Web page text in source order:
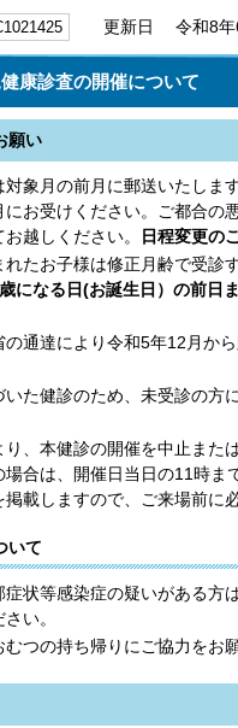
更新日 令和8年
康診査の開催について
願い
対象月の前月に郵送いたしま
にお受けください。ご都合の
越しください。
日程変更の
たお子様は修正月齢で受診
になる日(お誕生日）の前日
の通達により令和5年12月か
いた健診のため、未受診の方
り、本健診の開催を中止また
場合は、開催日当日の11時ま
掲載しますので、ご来場前に
いて
症状等感染症の疑いがある方
い。
つの持ち帰りにご協力をお